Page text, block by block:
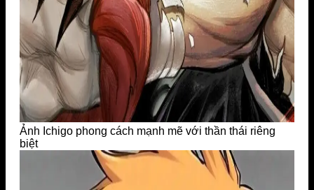
Ảnh Ichigo phong cách mạnh mẽ với thần thái riêng
biệt